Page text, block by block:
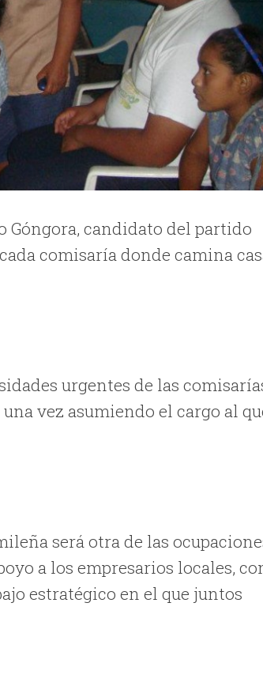
Góngora, candidato del partido
comisaría donde camina
urgentes de las
vez asumiendo el cargo al
será otra de las
a los empresarios locales,
estratégico en el que juntos